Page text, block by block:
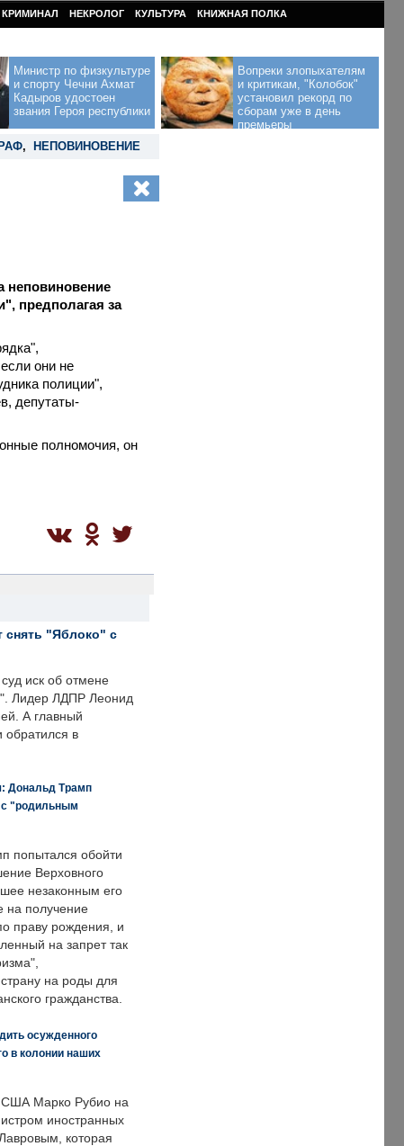
КРИМИНАЛ НЕКРОЛОГ КУЛЬТУРА КНИЖНАЯ ПОЛКА
Министр по физкультуре
и спорту Чечни Ахмат
Кадыров удостоен
звания Героя республики
Вопреки злопыхателям
и критикам, "Колобок"
установил рекорд по
сборам уже в день
премьеры
,
НЕПОВИНОВЕНИЕ
неповиновение
предполагая за
они не
полиции",
депутаты-
полномочия, он
снять "Яблоко" с
иск об отмене
Лидер ЛДПР Леонид
А главный
обратился в
Дональд Трамп
с "родильным
попытался обойти
Верховного
незаконным его
на получение
праву рождения, и
на запрет так
на роды для
гражданства.
осужденного
в колонии наших
США Марко Рубио на
иностранных
которая